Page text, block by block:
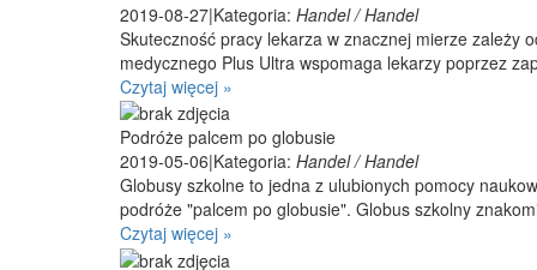
2019-08-27|Kategoria: Handel / Handel
Skuteczność pracy lekarza w znacznej mierze zależy
medycznego Plus Ultra wspomaga lekarzy poprzez
Czytaj więcej »
Podróże palcem po globusie
2019-05-06|Kategoria: Handel / Handel
Globusy szkolne to jedna z ulubionych pomocy
podróże "palcem po globusie". Globus szkolny
Czytaj więcej »